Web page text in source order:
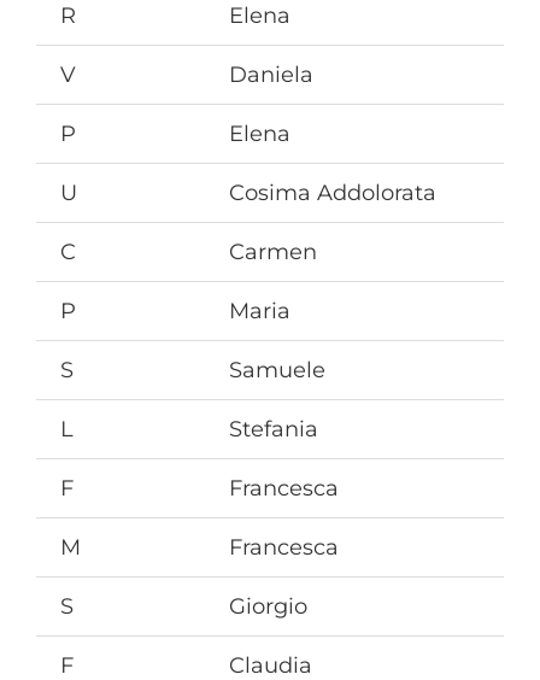
R Elena
V Daniela
P Elena
U Cosima Addolorata
C Carmen
P Maria
S Samuele
L Stefania
F Francesca
M Francesca
S Giorgio
F Claudia